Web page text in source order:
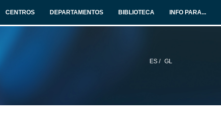
CENTROS DEPARTAMENTOS BIBLIOTECA INFO PARA...
ES / GL